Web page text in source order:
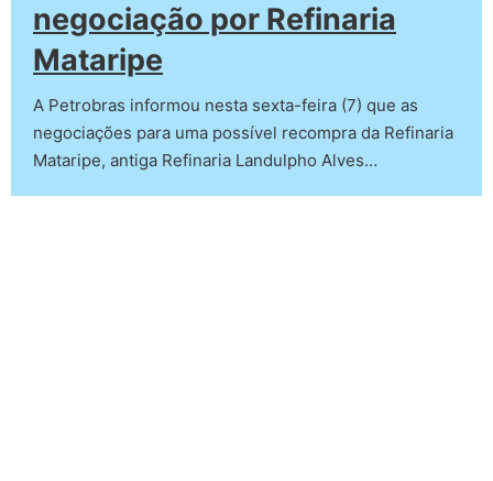
negociação por Refinaria
Mataripe
A Petrobras informou nesta sexta-feira (7) que as
negociações para uma possível recompra da Refinaria
Mataripe, antiga Refinaria Landulpho Alves…